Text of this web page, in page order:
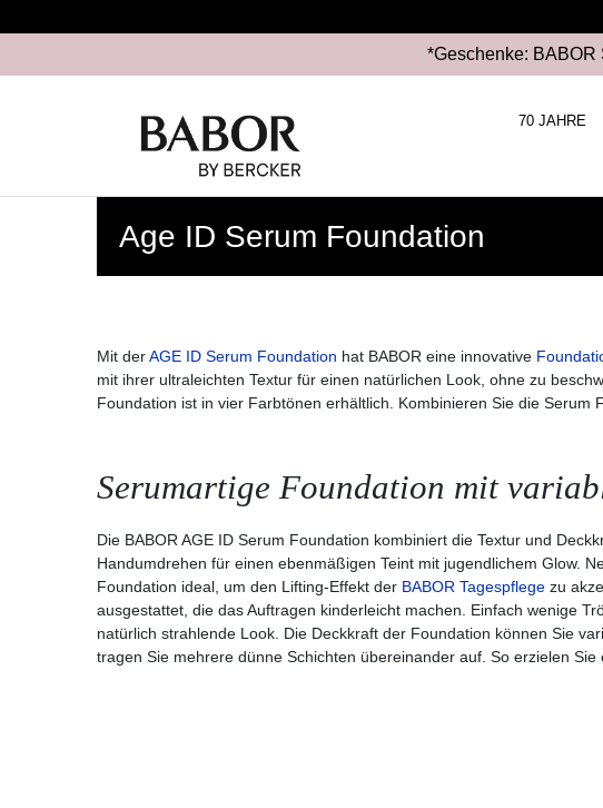
*Geschenke: BABOR
70 JAHRE
Age ID Serum Foundation
Mit derAGE ID Serum Foundation hat BABOR eine innovative
mit ihrer ultraleichten Textur für einen natürlichen Look, ohne zu
Foundation ist in vier Farbtönen erhältlich. Kombinieren Sie die Serum
Serumartige Foundation mit
Die BABOR AGE ID Serum Foundation kombiniert die Textur und
Handumdrehen für einen ebenmäßigen Teint mit jugendlichem Glow.
Foundation ideal, um den Lifting-Effekt der BABOR Tagespflege zu
ausgestattet, die das Auftragen kinderleicht machen. Einfach wenige
natürlich strahlende Look. Die Deckkraft der Foundation können Sie
tragen Sie mehrere dünne Schichten übereinander auf. So erzielen